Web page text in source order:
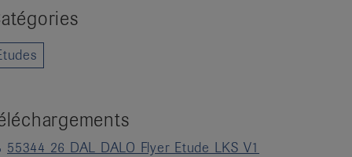
55344 26 DAL DALO Flyer Etude LKS V1